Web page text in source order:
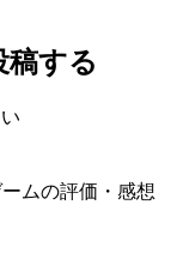
する
ムの評価・感想